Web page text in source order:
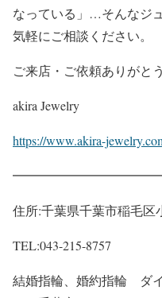
なっている」…そんなジ
気軽にご相談ください。
ご来店・ご依頼ありがと
akira Jewelry
https://www.akira-
住所:千葉県千葉市稲毛区
TEL:043-215-8757
結婚指輪、婚約指輪 ダ